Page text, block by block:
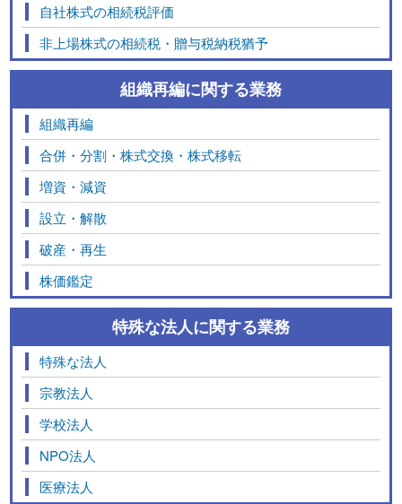
自社株式の相続税評価
非上場株式の相続税・贈与税納税猶予
組織再編に関する業務
組織再編
合併・分割・株式交換・株式移転
増資・減資
設立・解散
破産・再生
株価鑑定
特殊な法人に関する業務
特殊な法人
宗教法人
学校法人
NPO法人
医療法人